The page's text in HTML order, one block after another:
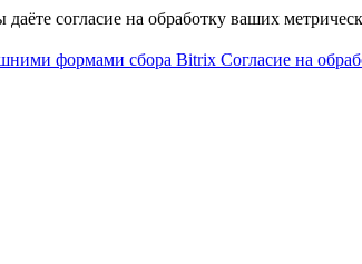
согласие на обработку ваших
формами сбора Bitrix Согласие на